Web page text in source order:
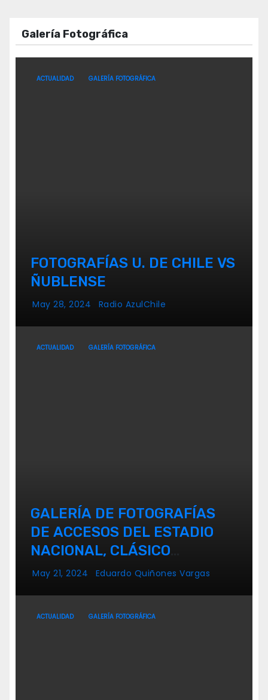
Galería Fotográfica
ACTUALIDAD GALERÍA FOTOGRÁFICA
FOTOGRAFÍAS U. DE CHILE VS
ÑUBLENSE
May 28, 2024 Radio AzulChile
ACTUALIDAD GALERÍA FOTOGRÁFICA
GALERÍA DE FOTOGRAFÍAS
DE ACCESOS DEL ESTADIO
NACIONAL, CLÁSICO
UNIVERSITARIO
May 21, 2024 Eduardo Quiñones Vargas
ACTUALIDAD GALERÍA FOTOGRÁFICA